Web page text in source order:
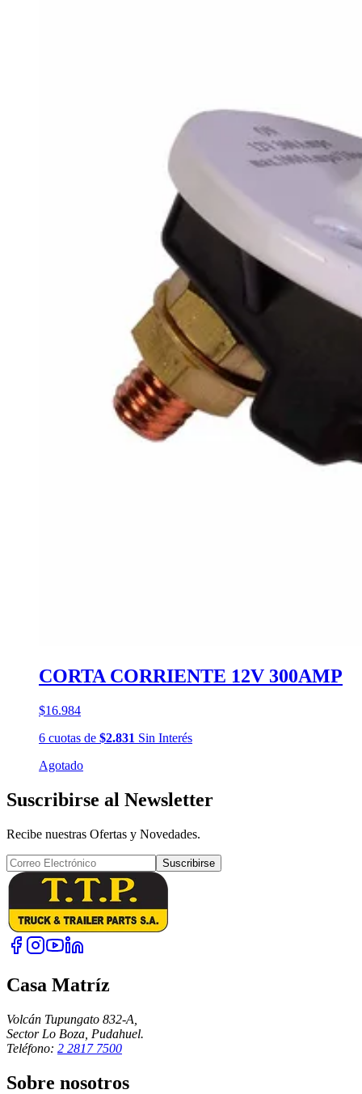
CORTA CORRIENTE 12V 300AMP
$16.984
6 cuotas de $2.831 Sin Interés
Agotado
Suscribirse al Newsletter
Recibe nuestras Ofertas y Novedades.
Suscribirse
Casa Matríz
Volcán Tupungato 832-A,
Sector Lo Boza, Pudahuel.
Teléfono: 2 2817 7500
Sobre nosotros